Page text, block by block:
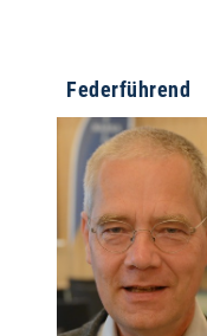
Federführend